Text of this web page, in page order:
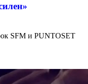
SFM и PUNTOSET